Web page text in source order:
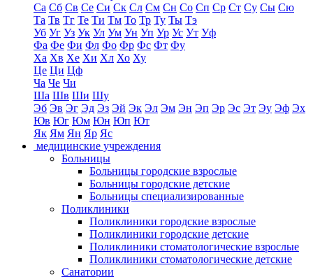
Са Сб Св Се Си Ск Сл См Сн Со Сп Ср Ст Су Сы Сю
Та Тв Тг Те Ти Тм То Тр Ту Ты Тэ
Уб Уг Уз Ук Ул Ум Ун Уп Ур Ус Ут Уф
Фа Фе Фи Фл Фо Фр Фс Фт Фу
Ха Хв Хе Хи Хл Хо Ху
Це Ци Цф
Ча Че Чи
Ша Шв Ши Шу
Эб Эв Эг Эд Эз Эй Эк Эл Эм Эн Эп Эр Эс Эт Эу Эф Эх
Юв Юг Юм Юн Юп Ют
Як Ям Ян Яр Яс
медицинские учреждения
Больницы
Больницы городские взрослые
Больницы городские детские
Больницы специализированные
Поликлиники
Поликлиники городские взрослые
Поликлиники городские детские
Поликлиники стоматологические взрослые
Поликлиники стоматологические детские
Санатории